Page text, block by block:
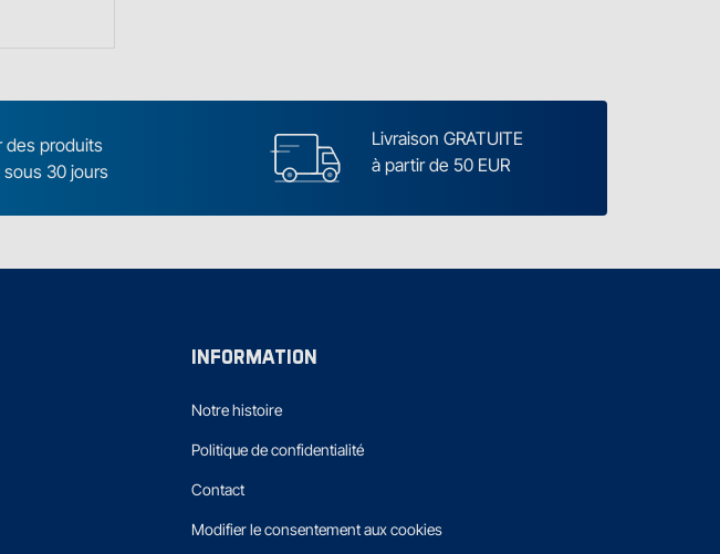
des produits
sous 30 jours
Livraison GRATUITE
à partir de 50 EUR
INFORMATION
Notre histoire
Politique de confidentialité
Contact
Modifier le consentement aux cookies